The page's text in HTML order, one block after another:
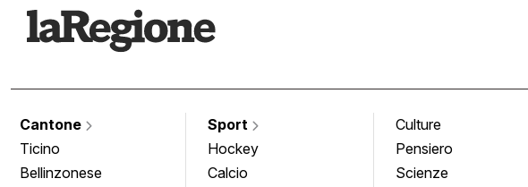
Cantone
Ticino
Bellinzonese
Sport
Hockey
Calcio
Culture
Pensiero
Scienze